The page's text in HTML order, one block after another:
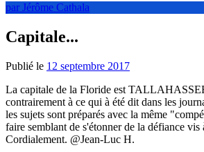
par Jérôme Cathala
Capitale...
Publié le 12 septembre 2017
La capitale de la Floride est
contrairement à ce qui à été dit dans les
les sujets sont préparés avec la même
faire semblant de s'étonner de la défiance vis
Cordialement. @Jean-Luc H.